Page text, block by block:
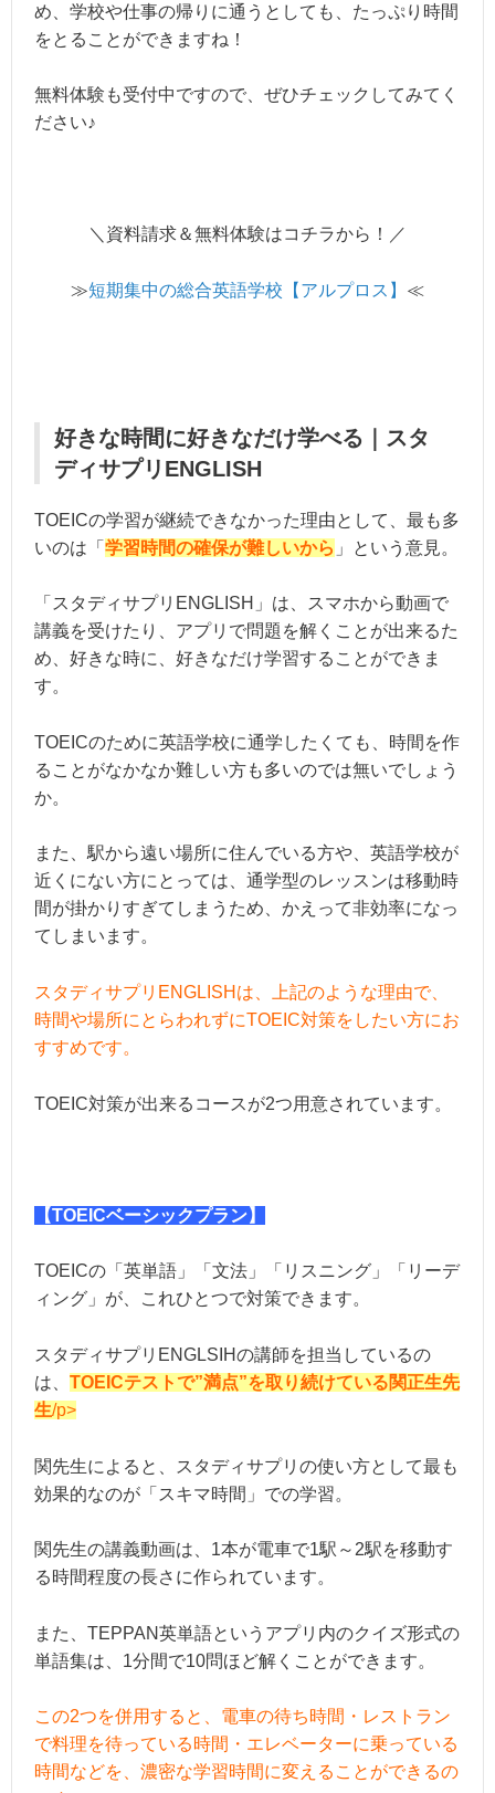
め、学校や仕事の帰りに通うとしても、たっぷり時間
をとることができますね！
無料体験も受付中ですので、ぜひチェックしてみてく
ださい♪
＼資料請求＆無料体験はコチラから！／
≫短期集中の総合英語学校【アルプロス】 ≪
好きな時間に好きなだけ学べる｜スタ
ディサプリENGLISH
TOEICの学習が継続できなかった理由として、最も多
いのは「 学習時間の確保が難しいから 」という意見。
「スタディサプリENGLISH」は、スマホから動画で
講義を受けたり、アプリで問題を解くことが出来るた
め、好きな時に、好きなだけ学習することができま
す。
TOEICのために英語学校に通学したくても、時間を作
ることがなかなか難しい方も多いのでは無いでしょう
か。
また、駅から遠い場所に住んでいる方や、英語学校が
近くにない方にとっては、通学型のレッスンは移動時
間が掛かりすぎてしまうため、かえって非効率になっ
てしまいます。
スタディサプリENGLISHは、上記のような理由で、
時間や場所にとらわれずにTOEIC対策をしたい方にお
すすめです。
TOEIC対策が出来るコースが2つ用意されています。
【TOEICベーシックプラン】
TOEICの「英単語」「文法」「リスニング」「リーデ
ィング」が、これひとつで対策できます。
スタディサプリENGLSIHの講師を担当しているの
は、 TOEICテストで”満点”を取り続けている関正生先
生/p>
関先生によると、スタディサプリの使い方として最も
効果的なのが「スキマ時間」での学習。
関先生の講義動画は、1本が電車で1駅～2駅を移動す
る時間程度の長さに作られています。
また、TEPPAN英単語というアプリ内のクイズ形式の
単語集は、1分間で10問ほど解くことができます。
この2つを併用すると、電車の待ち時間・レストラン
で料理を待っている時間・エレベーターに乗っている
時間などを、濃密な学習時間に変えることができるの